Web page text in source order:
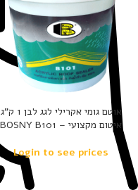
אוטם גומי אקרילי לגג לבן 1 ק”ג
איטום מקצועי – BOSNY B101
Login to see prices